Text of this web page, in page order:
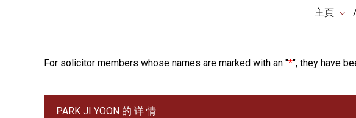
主頁
For solicitor members whose names are marked with an "*", they have
PARK JI YOON 的 详 情